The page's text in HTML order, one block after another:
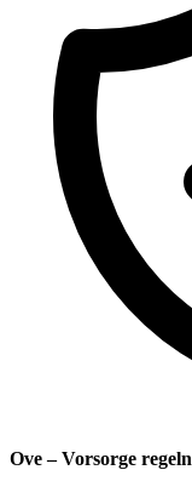
Ove – Vorsorge regeln